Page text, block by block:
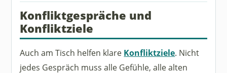
Konfliktgespräche und
Konfliktziele
Auch am Tisch helfen klare Konfliktziele. Nicht
jedes Gespräch muss alle Gefühle, alle alten